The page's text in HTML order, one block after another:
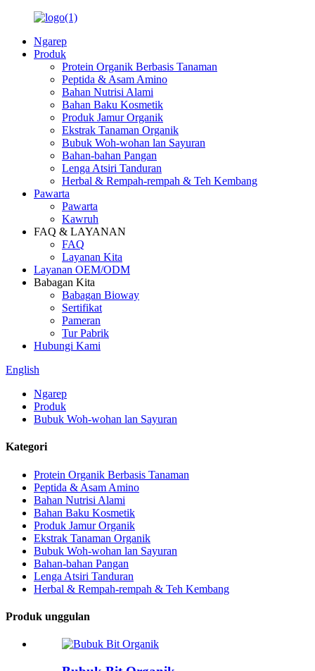
Ngarep
Produk
Protein Organik Berbasis Tanaman
Peptida & Asam Amino
Bahan Nutrisi Alami
Bahan Baku Kosmetik
Produk Jamur Organik
Ekstrak Tanaman Organik
Bubuk Woh-wohan lan Sayuran
Bahan-bahan Pangan
Lenga Atsiri Tanduran
Herbal & Rempah-rempah & Teh Kembang
Pawarta
Pawarta
Kawruh
FAQ & LAYANAN
FAQ
Layanan Kita
Layanan OEM/ODM
Babagan Kita
Babagan Bioway
Sertifikat
Pameran
Tur Pabrik
Hubungi Kami
English
Ngarep
Produk
Bubuk Woh-wohan lan Sayuran
Kategori
Protein Organik Berbasis Tanaman
Peptida & Asam Amino
Bahan Nutrisi Alami
Bahan Baku Kosmetik
Produk Jamur Organik
Ekstrak Tanaman Organik
Bubuk Woh-wohan lan Sayuran
Bahan-bahan Pangan
Lenga Atsiri Tanduran
Herbal & Rempah-rempah & Teh Kembang
Produk unggulan